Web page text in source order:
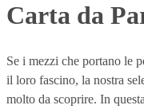
Carta da
Se i mezzi che portano le
il loro fascino, la nostra
molto da scoprire. In